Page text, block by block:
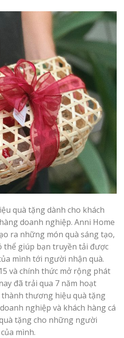
quà tặng dành cho khách
doanh nghiệp. Anni Home
ra những món quà sáng tạo,
thể giúp bạn truyền tải được
mình tới người nhận quà.
và chính thức mở rộng phát
đã trải qua 7 năm hoạt
thương hiệu quà tặng
nghiệp và khách hàng cá
tặng cho những người
mình.